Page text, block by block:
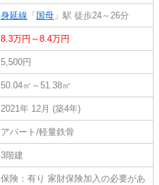
身延線 「 国母 」駅 徒歩24～26分
8.3万円～8.4万円
5,500円
50.04㎡～51.38㎡
2021年 12月 (築4年)
アパート/軽量鉄骨
3階建
保険：有り 家財保険加入の必要があ